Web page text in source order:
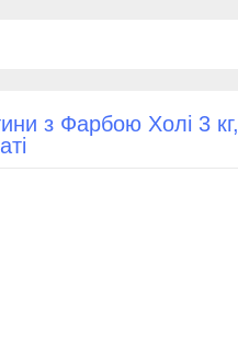
з Фарбою Холі 3 кг,